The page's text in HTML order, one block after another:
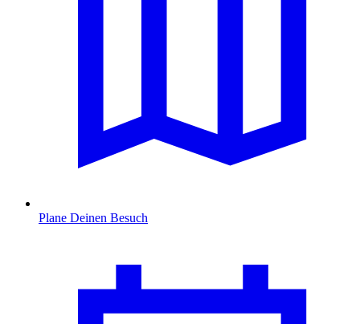
Plane Deinen Besuch